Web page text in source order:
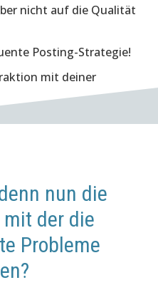
nicht auf die Qualität
Posting-Strategie!
mit deiner
nun die
mit der die
Probleme